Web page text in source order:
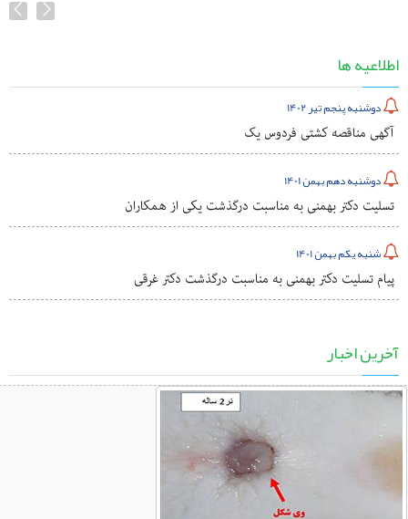
اطلاعیه ها
دوشنبه پنجم تیر 1402
آگهی مناقصه کشتی فردوس یک
دوشنبه دهم بهمن 1401
تسلیت دکتر بهمنی به مناسبت درگذشت یکی از همکاران
شنبه یکم بهمن 1401
پیام تسلیت دکتر بهمنی به مناسبت درگذشت دکتر غرقی
آخرین اخبار